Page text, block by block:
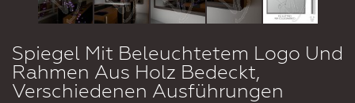
Spiegel Mit Beleuchtetem Logo Und
Rahmen Aus Holz Bedeckt,
Verschiedenen Ausführungen